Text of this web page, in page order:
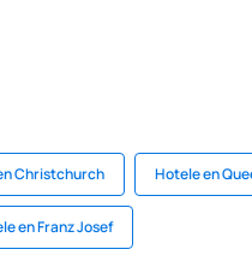
Christchurch Hotele en
en Franz Josef